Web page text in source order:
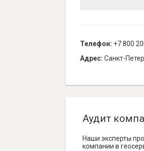
Телефон: +7 800
Адрес: Санкт-
Аудит
Наши эксперты
компании в